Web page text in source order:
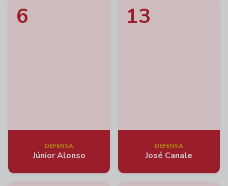
DEFENSA
6
Júnior Alonso
DEFENSA
13
José Canale